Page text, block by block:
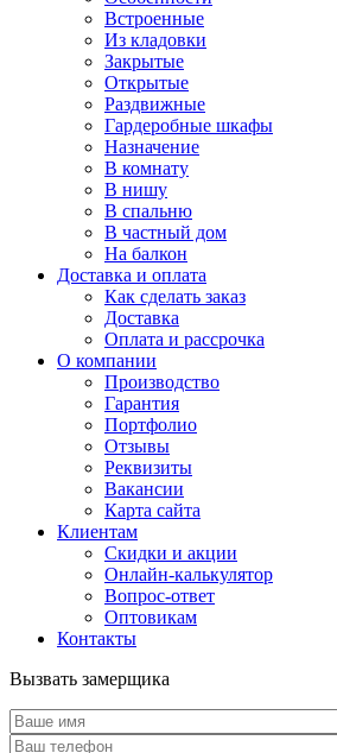
Встроенные
Из кладовки
Закрытые
Открытые
Раздвижные
Гардеробные шкафы
Назначение
В комнату
В нишу
В спальню
В частный дом
На балкон
Доставка и оплата
Как сделать заказ
Доставка
Оплата и рассрочка
О компании
Производство
Гарантия
Портфолио
Отзывы
Реквизиты
Вакансии
Карта сайта
Клиентам
Скидки и акции
Онлайн-калькулятор
Вопрос-ответ
Оптовикам
Контакты
Вызвать замерщика